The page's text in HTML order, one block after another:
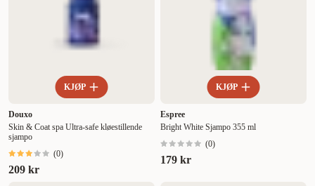
KJØP
Douxo
Skin & Coat spa Ultra-safe kløestillende
sjampo
(0)
209 kr
KJØP
Espree
Bright White Sjampo 355 ml
(0)
179 kr